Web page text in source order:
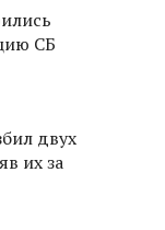
СБ
двух
их за